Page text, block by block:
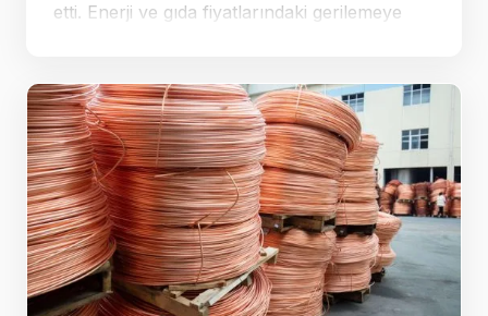
etti. Enerji ve gıda fiyatlarındaki gerilemeye